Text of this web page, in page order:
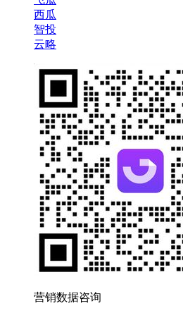
西瓜
智投
云略
营销数据咨询